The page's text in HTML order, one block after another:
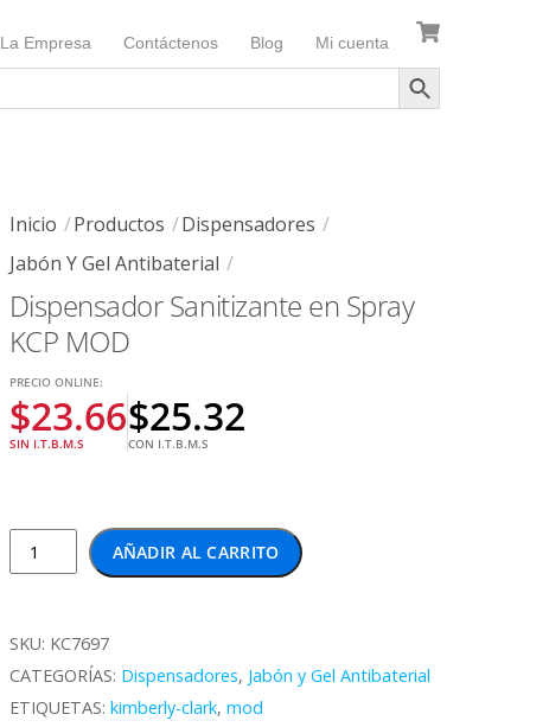
La Empresa Contáctenos Blog Mi cuenta
Inicio Productos
Dispensadores
Jabón Y Gel Antibaterial
Dispensador Sanitizante en Spray
KCP MOD
PRECIO ONLINE:
$23.66
SIN I.T.B.M.S
$25.32
CON I.T.B.M.S
Dispensador
Sanitizante
Spray
KCP
MOD
AÑADIR AL CARRITO
SKU: KC7697
CATEGORÍAS: Dispensadores, Jabón y Gel Antibaterial
ETIQUETAS: kimberly-clark, mod